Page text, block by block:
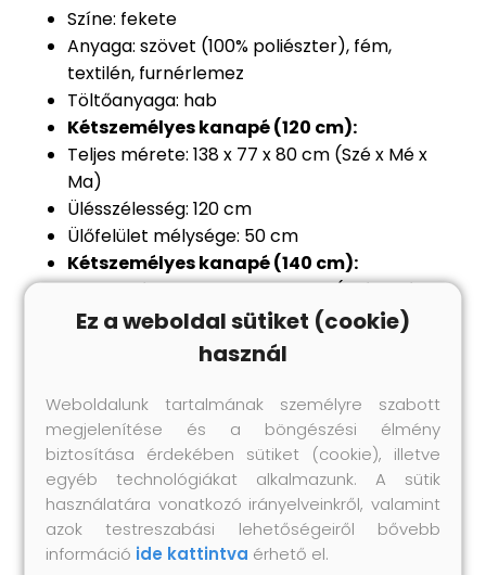
Színe: fekete
Anyaga: szövet (100% poliészter), fém,
textilén, furnérlemez
Töltőanyaga: hab
Kétszemélyes kanapé (120 cm):
Teljes mérete: 138 x 77 x 80 cm (Szé x Mé x
Ma)
Ülésszélesség: 120 cm
Ülőfelület mélysége: 50 cm
Kétszemélyes kanapé (140 cm):
Teljes mérete: 158 x 77 x 80 cm (Szé x Mé x
Ma)
Ülésszélesség: 140 cm
Ülőfelület magassága a talajtól: 41 cm
Kartámasz magassága a talajtól: 64 cm
Párnák mérete (egyenként): 15 x 50 cm
(Átmérő x Ma)
Összeszerelést igényel: igen
A szállítmány tartalma:
2 db kétszemélyes kanapé
Ez a weboldal sütiket (cookie)
használ
Weboldalunk tartalmának személyre szabott
megjelenítése és a böngészési élmény
biztosítása érdekében sütiket (cookie), illetve
egyéb technológiákat alkalmazunk. A sütik
használatára vonatkozó irányelveinkről, valamint
azok testreszabási lehetőségeiről bővebb
információ ide kattintva érhető el.